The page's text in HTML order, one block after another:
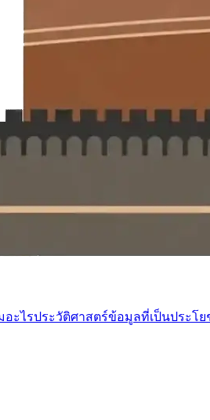
อะไรประวัติศาสตร์ข้อมูลที่เป็นประโ